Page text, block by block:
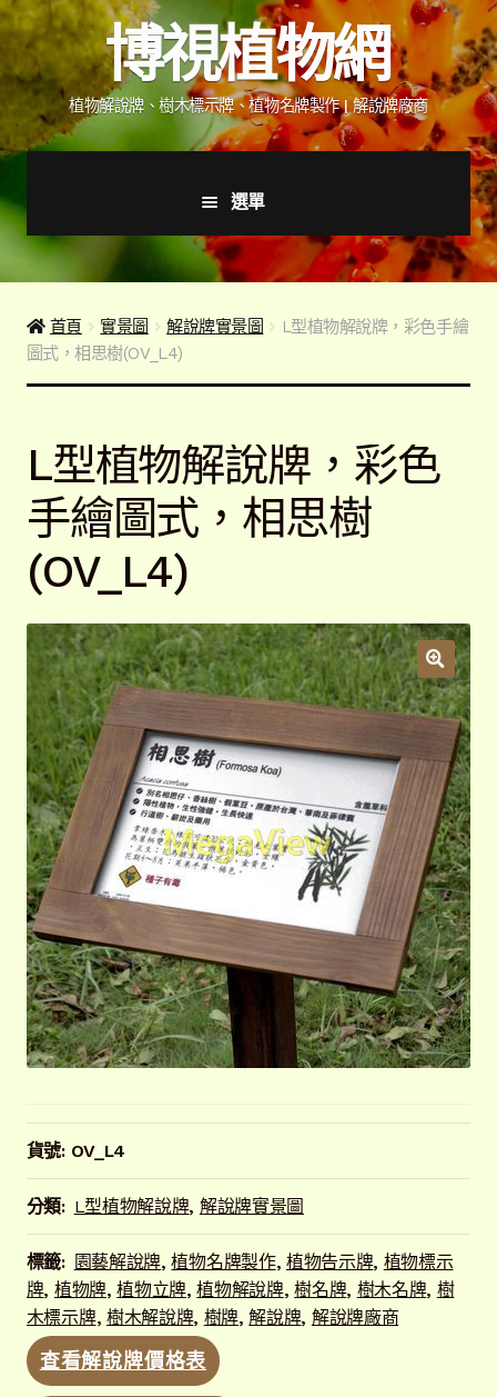
跳
至
導
覽
列
跳
至
主
要
內
博視植物網
植物解說牌、樹木標示牌、植物名牌製作 | 解說牌廠商
選單
產品價格表
植物圖鑑/標示牌/附件型錄
選
單
常見問題
展
開
子
單
客戶實績
展
子
選
單
首頁 實景圖 解說牌實景圖
L型植物解說牌，彩色手繪
圖式，相思樹(OV_L4)
L型植物解說牌，彩色
手繪圖式，相思樹
(OV_L4)
貨號: OV_L4
分類: L型植物解說牌, 解說牌實景圖
標籤: 園藝解說牌,植物名牌製作, 植物告示牌, 植物標示
牌, 植物牌,植物立牌,植物解說牌,樹名牌, 樹木名牌, 樹
木標示牌, 樹木解說牌, 樹牌,解說牌, 解說牌廠商
查看解說牌價格表